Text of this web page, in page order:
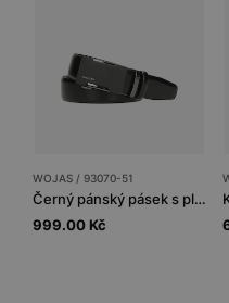
WOJAS / 93070-51
Černý pánský pásek s plnou přezkou
999.00 Kč